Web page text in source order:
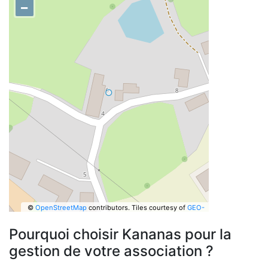
−
© OpenStreetMapcontributors. Tiles courtesy of GEO-
Pourquoi choisir Kananas pour la
gestion de votre association ?